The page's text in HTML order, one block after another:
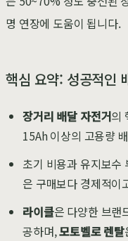
명 연장에 도움이 됩니다.
핵심 요약: 성공적인
장거리 배달 자전거의
15Ah 이상의 고용량
초기 비용과 유지보수
은 구매보다 경제적이
라이클은 다양한 브랜
공하며,모토벨로 렌탈